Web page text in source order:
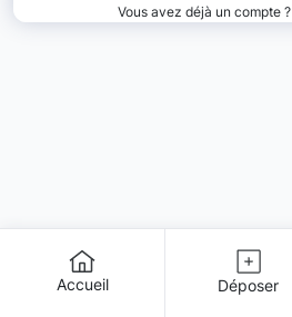
Vous avez déjà un compte ?
Accueil Déposer